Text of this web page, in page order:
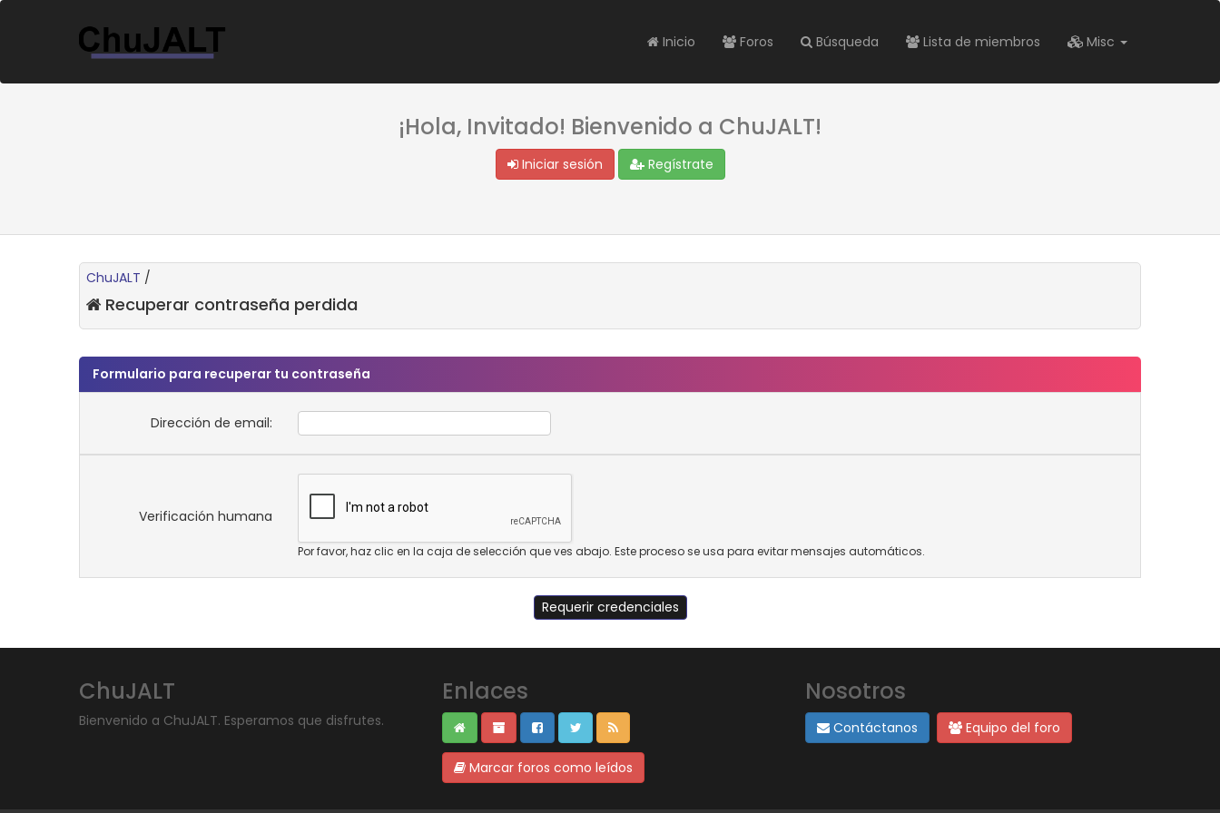
Inicio Foros Búsqueda Lista de miembros Misc
¡Hola, Invitado! Bienvenido a ChuJALT!
Iniciar sesión Regístrate
ChuJALT /
Recuperar contraseña perdida
Formulario para recuperar tu contraseña
Dirección de email:
Verificación humana
Por favor, haz clic en la caja de selección que ves abajo. Este proceso se usa para evitar mensajes automáticos.
ChuJALT
Bienvenido a ChuJALT. Esperamos que disfrutes.
Enlaces
Marcar foros como leídos
Nosotros
Contáctanos Equipo del foro